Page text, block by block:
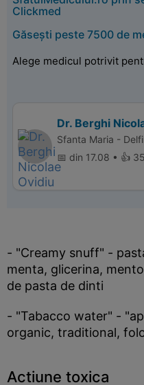
Clickmed
Găsești peste 7500 de
Alege medicul potrivit
Dr. Berghi
Sfanta Maria -
📅 din 17.08 • 👍 35
- "Creamy snuff" -
menta, glicerina,
de pasta de dinti
- "Tabacco water" -
organic, traditional,
Actiune toxica